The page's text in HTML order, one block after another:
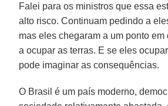
Falei para os ministros que essa
alto risco. Continuam pedindo a
mas eles chegaram a um ponto em
a ocupar as terras. E se eles
pode imaginar as consequências.
O Brasil é um país moderno,